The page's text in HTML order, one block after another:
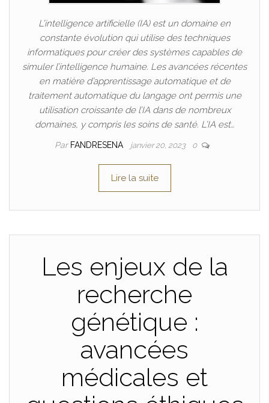
L’intelligence artificielle (IA) est un domaine en
constante évolution qui utilise des techniques
informatiques pour créer des systèmes capables de
simuler l’intelligence humaine. Les avancées récentes
en matière d’apprentissage automatique et de
traitement automatique du langage ont permis une
utilisation croissante de l’IA dans de nombreux
domaines, y compris les soins de santé. L’IA est…
Par FANDRESENA janvier 20, 2023 0
Lire la suite
Les enjeux de la
recherche
génétique :
avancées
médicales et